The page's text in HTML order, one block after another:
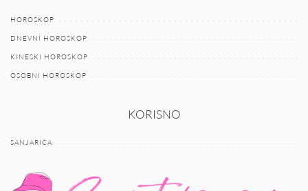
HOROSKOP
DNEVNI HOROSKOP
KINESKI HOROSKOP
OSOBNI HOROSKOP
KORISNO
SANJARICA